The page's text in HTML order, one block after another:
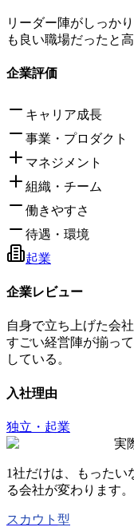
リーダー陣がしっか
も良い職場だったと
企業評価
キャリア成長
事業・プロダクト
マネジメント
組織・チーム
働きやすさ
待遇・環境
起業
企業レビュー
自身で立ち上げた会
すごい経営陣が揃っ
している。
入社理由
独立・起業
実
1社だけは、もったい
る会社が変わります。
スカウト型